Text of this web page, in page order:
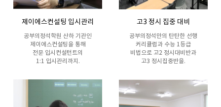
제이에스컨설팅 입시관리
공부의정석학원 산하 기관인
제이에스컨설팅을 통해
전문 입시컨설턴트의
1:1 입시관리까지.
고3 정시 집중 대비
공부의정석만의 탄탄한 선행
커리큘럼과 수능 1등급
비법으로 고2 정시대비반과
고3 정시집중반을.